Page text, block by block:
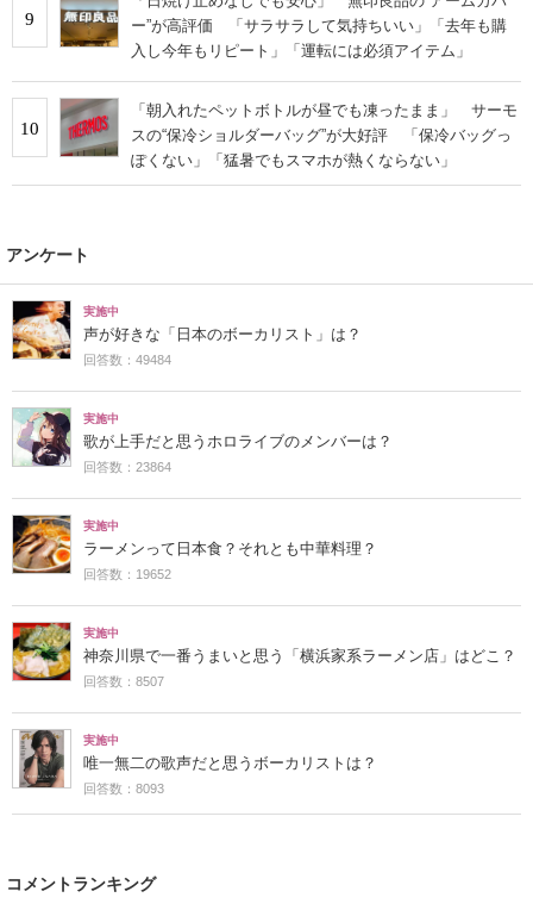
9
ー”が高評価 「サラサラして気持ちいい」「去年も購
入し今年もリピート」「運転には必須アイテム」
10
「朝入れたペットボトルが昼でも凍ったまま」 サーモ
スの“保冷ショルダーバッグ”が大好評 「保冷バッグっ
ぽくない」「猛暑でもスマホが熱くならない」
アンケート
実施中
声が好きな「日本のボーカリスト」は？
回答数：49484
実施中
歌が上手だと思うホロライブのメンバーは？
回答数：23864
実施中
ラーメンって日本食？それとも中華料理？
回答数：19652
実施中
神奈川県で一番うまいと思う「横浜家系ラーメン店」はどこ？
回答数：8507
実施中
唯一無二の歌声だと思うボーカリストは？
回答数：8093
コメントランキング